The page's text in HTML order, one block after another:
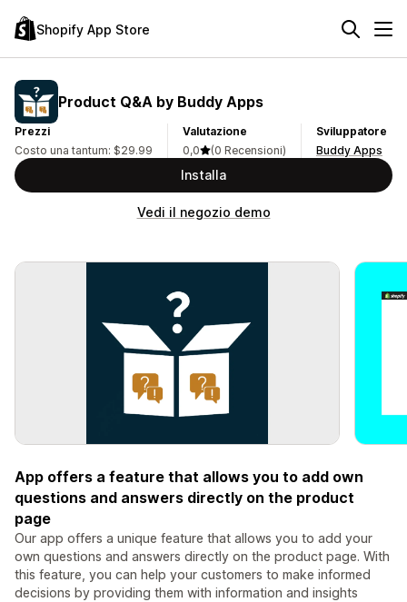
Shopify App Store
Product Q&A by Buddy Apps
Prezzi
Costo una tantum: $29.99
Valutazione
0,0
(0 Recensioni)
Sviluppatore
Buddy Apps
Installa
Vedi il negozio demo
App offers a feature that allows you to add own
questions and answers directly on the product
page
Our app offers a unique feature that allows you to add your
own questions and answers directly on the product page. With
this feature, you can help your customers to make informed
decisions by providing them with information and insights